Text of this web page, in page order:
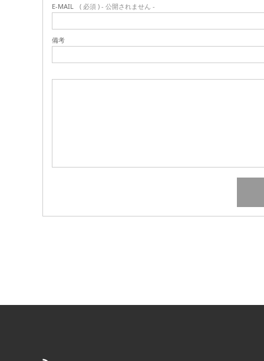
E-MAIL ( 必須 ) - 公開されません -
備考